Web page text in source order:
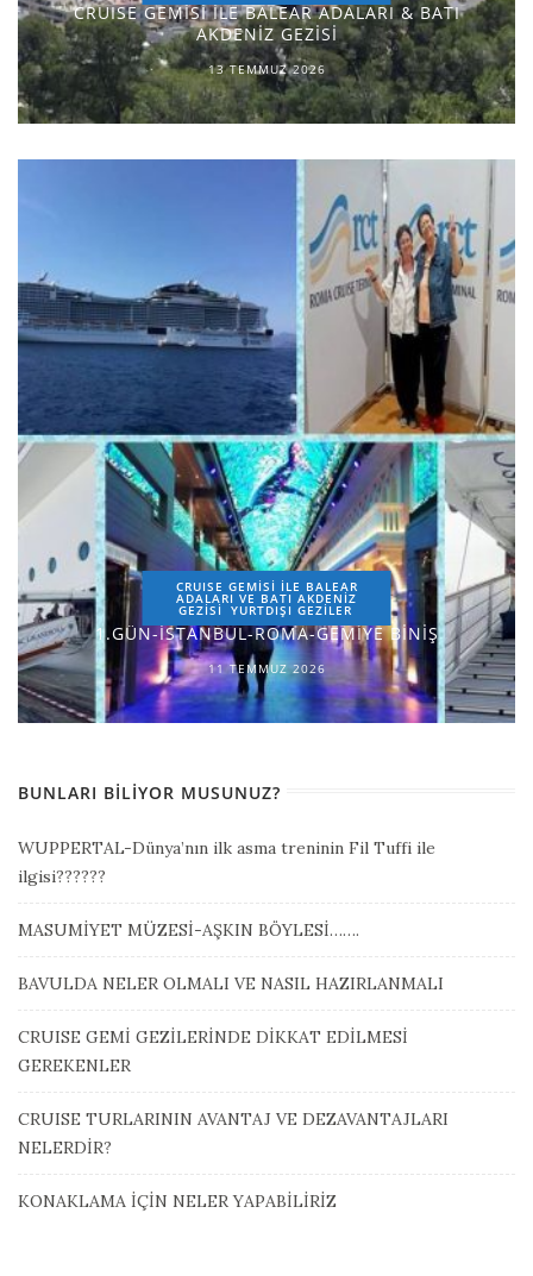
CRUISE GEMİSİ İLE BALEAR ADALARI & BATI
AKDENİZ GEZİSİ
13 TEMMUZ 2026
CRUISE GEMİSİ İLE BALEAR
ADALARI VE BATI AKDENİZ
GEZİSİ YURTDIŞI GEZILER
1.GÜN-İSTANBUL-ROMA-GEMİYE BİNİŞ
11 TEMMUZ 2026
BUNLARI BILIYOR MUSUNUZ?
WUPPERTAL-Dünya’nın ilk asma treninin Fil Tuffi ile
ilgisi??????
MASUMİYET MÜZESİ-AŞKIN BÖYLESİ…….
BAVULDA NELER OLMALI VE NASIL HAZIRLANMALI
CRUISE GEMİ GEZİLERİNDE DİKKAT EDİLMESİ
GEREKENLER
CRUISE TURLARININ AVANTAJ VE DEZAVANTAJLARI
NELERDİR?
KONAKLAMA İÇİN NELER YAPABİLİRİZ